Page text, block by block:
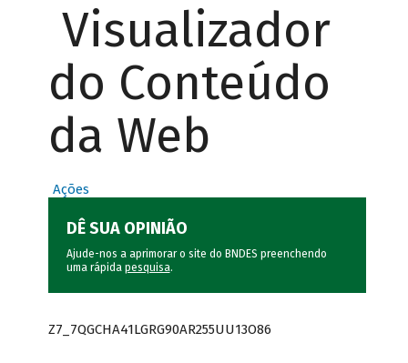
Visualizador
do Conteúdo
da Web
Ações
DÊ SUA OPINIÃO
Ajude-nos a aprimorar o site do BNDES preenchendo
uma rápida pesquisa.
Z7_7QGCHA41LGRG90AR255UU13O86